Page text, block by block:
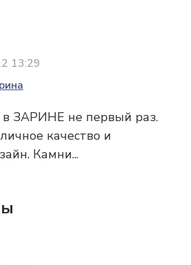
13:29
в ЗАРИНЕ не первый раз.
качество и
Камни...